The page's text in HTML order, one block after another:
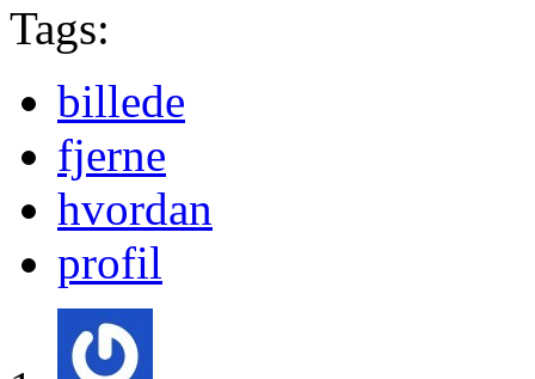
Tags:
billede
fjerne
hvordan
profil